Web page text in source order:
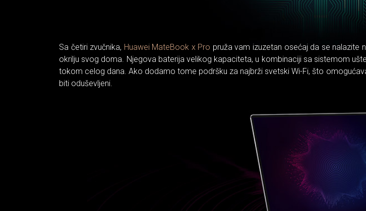
Sa četiri zvučnika, Huawei MateBook x Pro pruža vam izuzetan osećaj da se nalazite
okrilju svog doma. Njegova baterija velikog kapaciteta, u kombinaciji sa sistemom
tokom celog dana. Ako dodamo tome podršku za najbrži svetski Wi-Fi, što
biti oduševljeni.